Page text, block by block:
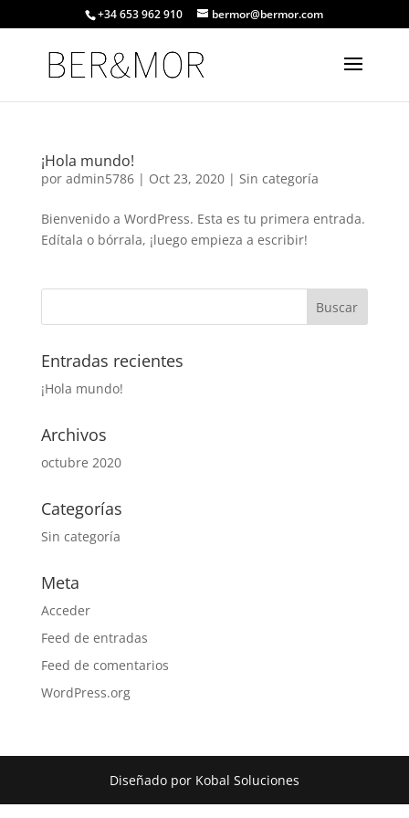
+34 653 962 910 bermor@bermor.com
¡Hola mundo!
por admin5786| Oct 23, 2020| Sin categoría
Bienvenido a WordPress. Esta es tu primera entrada.
Edítala o bórrala, ¡luego empieza a escribir!
Entradas recientes
¡Hola mundo!
Archivos
octubre 2020
Categorías
Sin categoría
Meta
Acceder
Feed de entradas
Feed de comentarios
WordPress.org
Diseñado por Kobal Soluciones